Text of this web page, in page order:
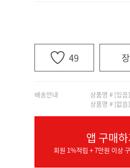
49
배송안내
상품명 # [있
상품명 # [없
앱 구매
회원 1%적립 + 7만원 이상